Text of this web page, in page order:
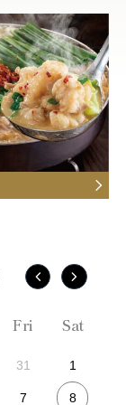
Fri Sat
31 1
7 8